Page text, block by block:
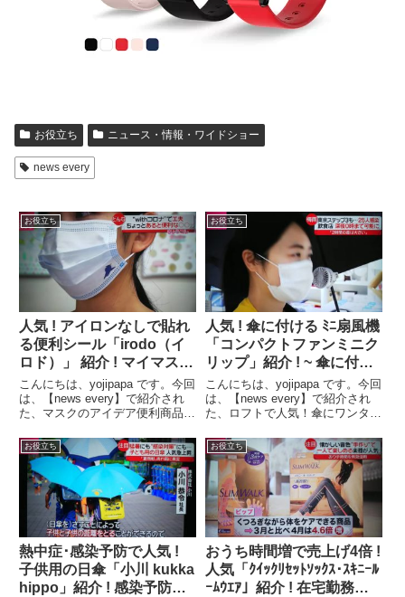
お役立ち ニュース・情報・ワイドショー
news every
お役立ち
人気 ! アイロンなしで貼れ
る便利シール「irodo（イ
ロド）」 紹介 ! マイマスク
作成 ! マスクに貼れる便利
ｼｰﾙ「irodo」【news
every】
こんにちは、yojipapa です。今回
は、【news every】で紹介され
た、マスクのアイデア便利商品！
「irodo（イロド）」の内容をお
伝えします。番組名news every.
藤井貴彦、陣内貴美子がきょう一
日...
お役立ち
人気 ! 傘に付ける ﾐﾆ扇風機
「コンパクトファンミニク
リップ」紹介 ! ~ 傘に付け
るﾊﾝｽﾞﾌﾘｰ扇風機「ｺﾝﾊﾟｸﾄﾌ
ｧﾝﾐﾆｸﾘｯﾌﾟ」~【news
every】
こんにちは、yojipapa です。今回
は、【news every】で紹介され
た、ロフトで人気！傘にワンタッ
「コンパクトファンミニクリッ
プ」の内容をお伝えします。番組
名news every.藤井貴彦、陣内貴
美子...
お役立ち
熱中症･感染予防で人気 !
子供用の日傘「小川 kukka
hippo」紹介 ! 感染予防で
お役立ち
おうち時間増で売上げ4倍 !
人気「ｸｲｯｸﾘｾｯﾄｿｯｸｽ･ｽｷﾆｰﾙ
ｰﾑｳｴｱ」紹介 ! 在宅勤務ケ